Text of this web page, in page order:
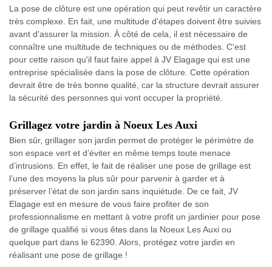
La pose de clôture est une opération qui peut revêtir un caractère
très complexe. En fait, une multitude d'étapes doivent être suivies
avant d'assurer la mission. À côté de cela, il est nécessaire de
connaître une multitude de techniques ou de méthodes. C'est
pour cette raison qu'il faut faire appel à JV Elagage qui est une
entreprise spécialisée dans la pose de clôture. Cette opération
devrait être de très bonne qualité, car la structure devrait assurer
la sécurité des personnes qui vont occuper la propriété.
Grillagez votre jardin à Noeux Les Auxi
Bien sûr, grillager son jardin permet de protéger le périmètre de
son espace vert et d’éviter en même temps toute menace
d’intrusions. En effet, le fait de réaliser une pose de grillage est
l’une des moyens la plus sûr pour parvenir à garder et à
préserver l’état de son jardin sans inquiétude. De ce fait, JV
Elagage est en mesure de vous faire profiter de son
professionnalisme en mettant à votre profit un jardinier pour pose
de grillage qualifié si vous êtes dans la Noeux Les Auxi ou
quelque part dans le 62390. Alors, protégez votre jardin en
réalisant une pose de grillage !